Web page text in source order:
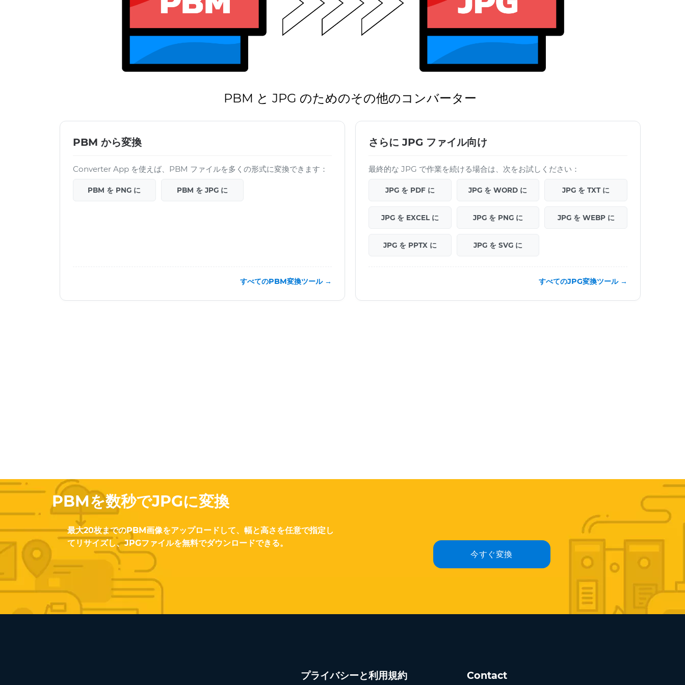
PBM と JPG のためのその他のコンバーター
PBM から変換
Converter App を使えば、PBM ファイルを多くの形式に変換できます：
PBM を PNG に PBM を JPG に
すべてのPBM変換ツール →
さらに JPG ファイル向け
最終的な JPG で作業を続ける場合は、次をお試しください：
JPG を PDF に JPG を WORD に JPG を TXT に
JPG を EXCEL に JPG を PNG に JPG を WEBP に
JPG を PPTX に JPG を SVG に
すべてのJPG変換ツール →
PBMを数秒でJPGに変換
最大20枚までのPBM画像をアップロードして、幅と高さを任意で指定し
てリサイズし、JPGファイルを無料でダウンロードできる。
今すぐ変換
プライバシーと利用規約 Contact